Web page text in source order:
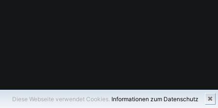
Diese Webseite verwendet Cookies. Informationen zum Datenschutz ✖